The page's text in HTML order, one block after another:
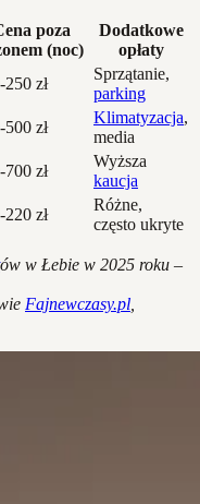
poza
(noc)
Dodatkowe
opłaty
250 zł
Sprzątanie,
parking
500 zł
Klimatyzacja,
media
700 zł
Wyższa
kaucja
220 zł
Różne,
często ukryte
ów w Łebie w 2025 roku –
Fajnewczasy.pl